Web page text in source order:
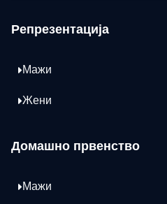
Репрезентација
Мажи
Жени
Домашно првенство
Мажи